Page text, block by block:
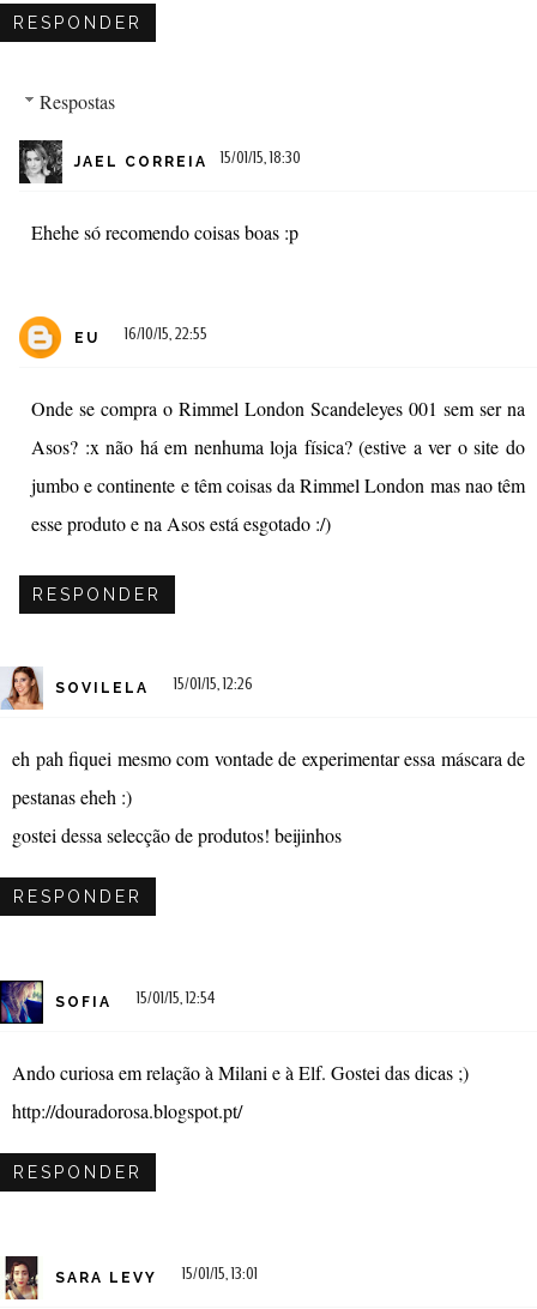
RESPONDER
Respostas
JAEL CORREIA 15/01/15, 18:30
Ehehe só recomendo coisas boas :p
EU 16/10/15, 22:55
Onde se compra o Rimmel London Scandeleyes 001 sem ser na
Asos? :x não há em nenhuma loja física? (estive a ver o site do
jumbo e continente e têm coisas da Rimmel London mas nao têm
esse produto e na Asos está esgotado :/)
RESPONDER
SOVILELA 15/01/15, 12:26
eh pah fiquei mesmo com vontade de experimentar essa máscara de
pestanas eheh :)
gostei dessa selecção de produtos! beijinhos
RESPONDER
SOFIA 15/01/15, 12:54
Ando curiosa em relação à Milani e à Elf. Gostei das dicas ;)
http://douradorosa.blogspot.pt/
RESPONDER
SARA LEVY 15/01/15, 13:01